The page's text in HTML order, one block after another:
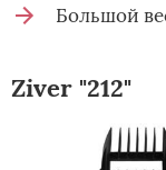
Большой
Ziver "212"